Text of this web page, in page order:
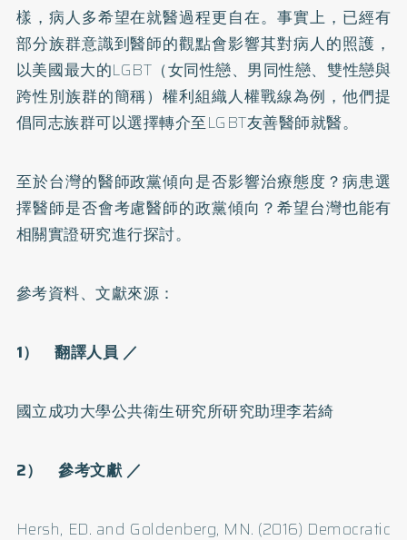
樣，病人多希望在就醫過程更自在。事實上，已經有
部分族群意識到醫師的觀點會影響其對病人的照護，
以美國最大的LGBT（女同性戀、男同性戀、雙性戀與
跨性別族群的簡稱）權利組織人權戰線為例，他們提
倡同志族群可以選擇轉介至LGBT友善醫師就醫。
至於台灣的醫師政黨傾向是否影響治療態度？病患選
擇醫師是否會考慮醫師的政黨傾向？希望台灣也能有
相關實證研究進行探討。
參考資料、文獻來源：
1） 翻譯人員 ／
國立成功大學公共衛生研究所研究助理李若綺
2） 參考文獻 ／
Hersh, ED. and Goldenberg, MN. (2016) Democratic